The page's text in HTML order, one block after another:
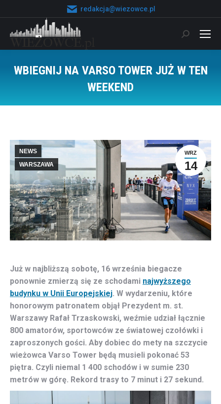
redakcja@wiezowce.pl
Szukaj:
WBIEGNIJ NA VARSO TOWER JUŻ W TEN
WEEKEND
WRZ
14
NEWS
WARSZAWA
Już w najbliższą sobotę, 16 września biegacze
ponownie zmierzą się ze schodami najwyższego
budynku w Unii Europejskiej. W wydarzeniu, które
honorowym patronatem objął Prezydent m. st.
Warszawy Rafał Trzaskowski, weźmie udział łącznie
800 amatorów, sportowców ze światowej czołówki i
zaproszonych gości. Aby dobiec do mety na szczycie
wieżowca Varso Tower będą musieli pokonać 53
piętra. Czyli niemal 1 400 schodów i w sumie 230
metrów w górę. Rekord trasy to 7 minut i 27 sekund.